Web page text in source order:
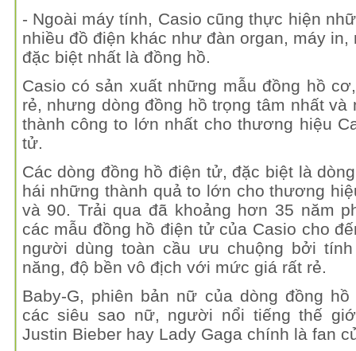
- Ngoài máy tính, Casio cũng thực hiện
nhiều đồ điện khác như đàn organ, máy
đặc biệt nhất là đồng hồ.
Casio có sản xuất những mẫu đồng hồ
rẻ, nhưng dòng đồng hồ trọng tâm nhất
thành công to lớn nhất cho thương hiệu
tử.
Các dòng đồng hồ điện tử, đặc biệt là
hái những thành quả to lớn cho thương
và 90. Trải qua đã khoảng hơn 35 năm
các mẫu đồng hồ điện tử của Casio cho
người dùng toàn cầu ưu chuộng bởi
năng, độ bền vô địch với mức giá rất rẻ.
Baby-G, phiên bản nữ của dòng đồng
các siêu sao nữ, người nổi tiếng thế
Justin Bieber hay Lady Gaga chính là fan